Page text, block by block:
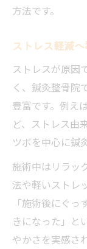
方法です。
ストレス軽減
ストレスが原因
く、鍼灸整骨院
豊富です。例え
ど、ストレス由
ツボを中心に鍼
施術中はリラッ
法や軽いストレ
「施術後にぐ
きになった」と
やかさを実感さ